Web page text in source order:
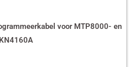
voor MTP8000- en